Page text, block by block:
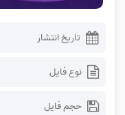
تاریخ انتشار
نوع فایل
حجم فایل